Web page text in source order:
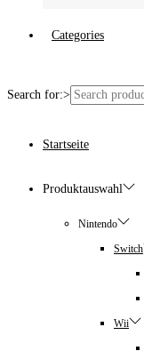
Categories
Search for:>
Startseite
Produktauswahl
Nintendo
Switch
Wii